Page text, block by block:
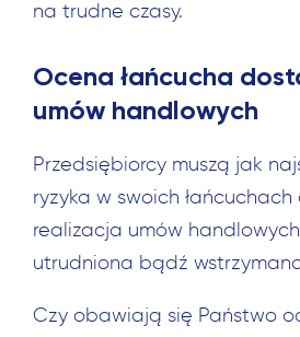
na trudne czasy.
Ocena łańcucha
umów handlowych
Przedsiębiorcy muszą jak
ryzyka w swoich
realizacja umów handlowych
utrudniona bądź
Czy obawiają się Państwo